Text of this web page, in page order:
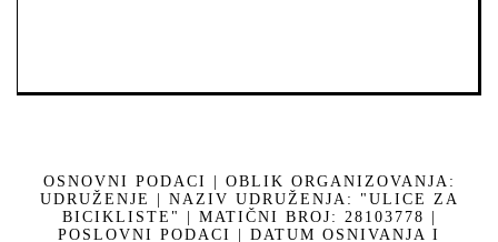
OSNOVNI PODACI | OBLIK ORGANIZOVANJA:
UDRUŽENJE | NAZIV UDRUŽENJA: "ULICE ZA
BICIKLISTE" | MATIČNI BROJ: 28103778 |
POSLOVNI PODACI | DATUM OSNIVANJA I